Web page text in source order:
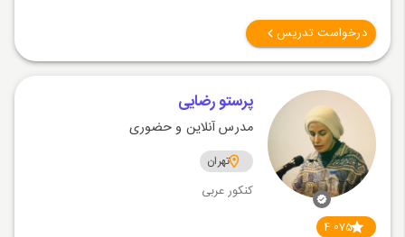
درخواست تدریس
4.075
پرستو رضایی
مدرس آنلاین و حضوری
تهران
کنکور عربی